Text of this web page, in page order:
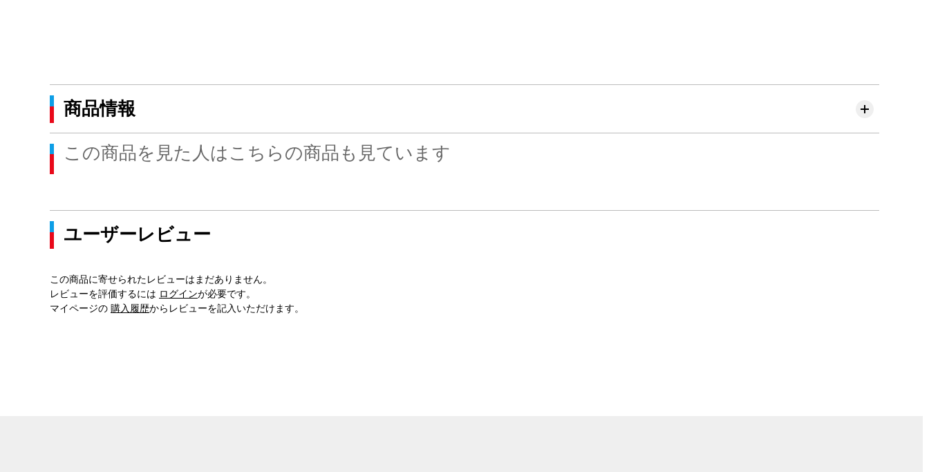
商品情報
この商品を見た人はこちらの商品も見ています
ユーザーレビュー
この商品に寄せられたレビューはまだありません。
レビューを評価するには ログインが必要です。
マイページの 購入履歴からレビューを記入いただけます。